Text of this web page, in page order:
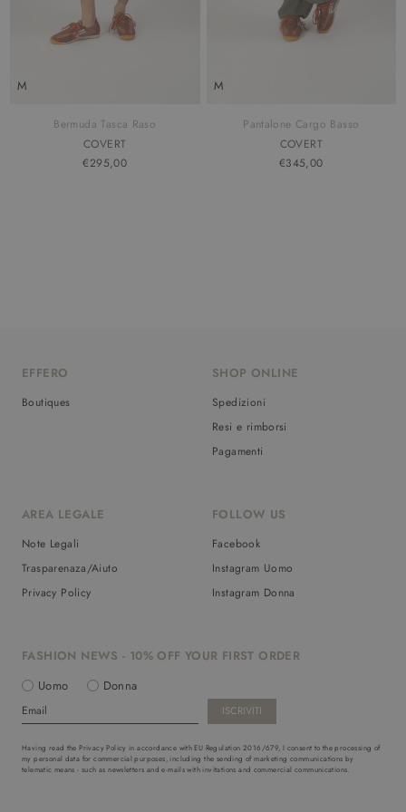
M
Bermuda Tasca Raso
COVERT
€295,00
M
Pantalone Cargo Basso
COVERT
€345,00
EFFERO
Boutiques
SHOP ONLINE
Spedizioni
Resi e rimborsi
Pagamenti
AREA LEGALE
Note Legali
Trasparenaza/Aiuto
Privacy Policy
FOLLOW US
Facebook
Instagram Uomo
Instagram Donna
FASHION NEWS - 10% OFF YOUR FIRST ORDER
Uomo
Donna
Having read the Privacy Policy in accordance with EU Regulation 2016/679, I consent to the processing of
my personal data for commercial purposes, including the sending of marketing communications by
telematic means - such as newsletters and e-mails with invitations and commercial communications.